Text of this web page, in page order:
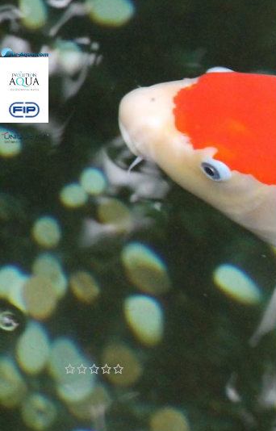
FILTERN NACH MARKE
Air-Aqua
EvolutionAqua
UniqueKoi
Kostenloser Versand ab 100€ - darunter
4,90€ Standardversand in 24 Stunden
AM BESTEN BEWERTET
alpha complete Koifutter
geprüfte Gesamtbewertungen
45,00 €– 130,00€